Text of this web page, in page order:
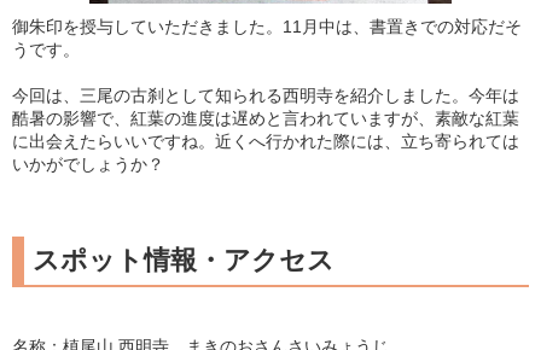
御朱印を授与していただきました。11月中は、書置きでの対応だそ
うです。
今回は、三尾の古刹として知られる西明寺を紹介しました。今年は
酷暑の影響で、紅葉の進度は遅めと言われていますが、素敵な紅葉
に出会えたらいいですね。近くへ行かれた際には、立ち寄られては
いかがでしょうか？
スポット情報・アクセス
名称：槙尾山 西明寺 まきのおさんさいみょうじ